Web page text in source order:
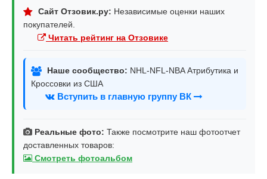
Сайт Отзовик.ру: Независимые оценки наших
покупателей.
Читать рейтинг на Отзовике
Наше сообщество: NHL-NFL-NBA Атрибутика и
Кроссовки из США
Вступить в главную группу ВК
Реальные фото: Также посмотрите наш фотоотчет
доставленных товаров:
Смотреть фотоальбом